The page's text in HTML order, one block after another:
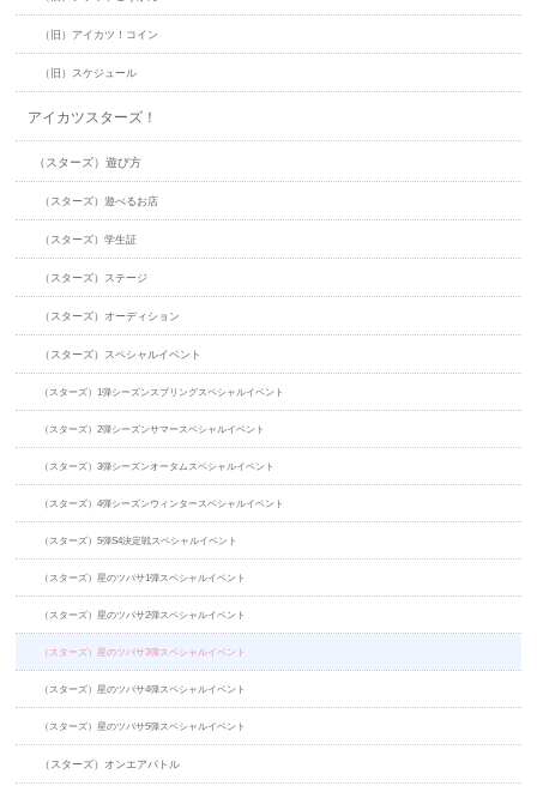
（旧）アイカツ！コイン
（旧）スケジュール
アイカツスターズ！
（スターズ）遊び方
（スターズ）遊べるお店
（スターズ）学生証
（スターズ）ステージ
（スターズ）オーディション
（スターズ）スペシャルイベント
（スターズ）1弾シーズンスプリングスペシャルイベント
（スターズ）2弾シーズンサマースペシャルイベント
（スターズ）3弾シーズンオータムスペシャルイベント
（スターズ）4弾シーズンウィンタースペシャルイベント
（スターズ）5弾S4決定戦スペシャルイベント
（スターズ）星のツバサ1弾スペシャルイベント
（スターズ）星のツバサ2弾スペシャルイベント
（スターズ）星のツバサ3弾スペシャルイベント
（スターズ）星のツバサ4弾スペシャルイベント
（スターズ）星のツバサ5弾スペシャルイベント
（スターズ）オンエアバトル